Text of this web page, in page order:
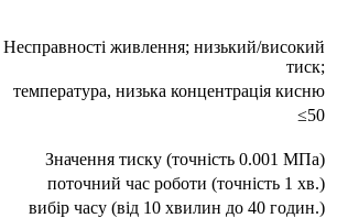
Несправності живлення; низький/високий
тиск;
температура, низька концентрація кисню
≤50
Значення тиску (точність 0.001 МПа)
поточний час роботи (точність 1 хв.)
вибір часу (від 10 хвилин до 40 годин.)